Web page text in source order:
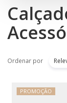
Ordenar por
PROMOÇÃO